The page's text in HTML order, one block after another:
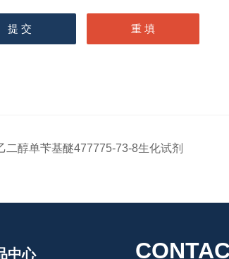
二醇单苄基醚477775-73-8生化试剂
中心